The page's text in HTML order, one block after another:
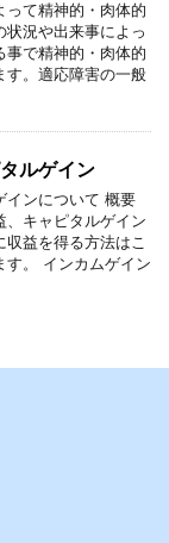
って精神的・肉体的
状況や出来事によっ
事で精神的・肉体的
す。適応障害の一般
ルゲイン
インについて 概要
、キャピタルゲイン
益を得る方法はこ
す。 インカムゲイン